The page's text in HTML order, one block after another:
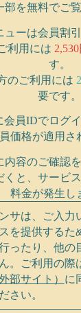
部を無料でご
ューは会員割
利用には
す。
のご利用には
要です。
員IDでログ
員価格が適用さ
内容のご確認
くと、サービ
料金が発生し
サは、ご入力
を提供するた
ったり、他の
。ご利用の際
部サイト） に
さい。